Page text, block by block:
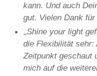
kann. Und auch
gut. Vielen Dank
„Shine your light
die Flexibilität sehr:
Zeitpunkt geschaut
mich auf die